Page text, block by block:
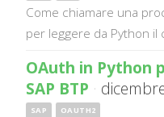
Come chiamare una
per leggere da Python
OAuth in Python
SAP BTP ·
SAP
OAUTH2